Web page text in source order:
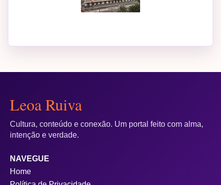
Leoa Ruiva
Cultura, conteúdo e conexão. Um portal feito com alma,
intenção e verdade.
NAVEGUE
Home